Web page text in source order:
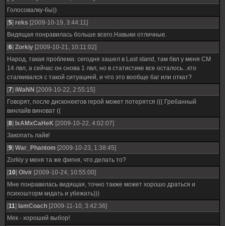
Голосовалку-бы))
[5] reks [2009-10-19, 3:44:11]
Видящая понравилась больше всего.Навыки отличные.
[6] Zorkiy [2009-10-21, 10:11:02]
Народ, такая проблема: сегодня зашел в Last stand, там бвл у меня СМ
14 лвл, а сейчас он снова 1 лвл, но в статистике все осталось...кто
сталкивался с такой ситуацией, и что это вообще баг или откат?
[7] iWaNN [2009-10-22, 2:55:15]
Говорят, после дисконектов герой может потерятся ((( Гребанный
винлайв виноват ((
[8] IxAMxCaHeK [2009-10-22, 4:02:07]
Закопать лайв!
[9] War_Рhantom [2009-10-23, 1:38:45]
Zorkiy у меня та же фигня, что делать то?
[10] Olvir [2009-10-24, 10:55:00]
Мне понравилась видящая, точно также может хорошо драться и
психошторм кидать и убежать)))
[11] IamCoach [2009-11-10, 3:42:36]
Мек - хороший выбор!